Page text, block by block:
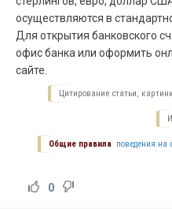
осуществляются в
Для открытия банковского
офис банка или оформить
сайте.
Цитирование статьи,
Общие правила поведения на
0